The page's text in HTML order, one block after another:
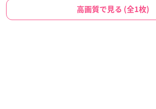
高画質で見る (全1枚)